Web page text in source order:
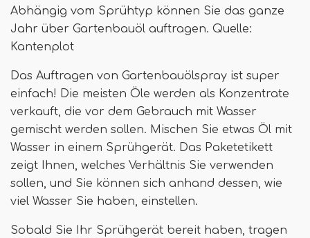
Abhängig vom Sprühtyp können Sie das ganze
Jahr über Gartenbauöl auftragen. Quelle:
Kantenplot
Das Auftragen von Gartenbauölspray ist super
einfach! Die meisten Öle werden als Konzentrate
verkauft, die vor dem Gebrauch mit Wasser
gemischt werden sollen. Mischen Sie etwas Öl mit
Wasser in einem Sprühgerät. Das Paketetikett
zeigt Ihnen, welches Verhältnis Sie verwenden
sollen, und Sie können sich anhand dessen, wie
viel Wasser Sie haben, einstellen.
Sobald Sie Ihr Sprühgerät bereit haben, tragen